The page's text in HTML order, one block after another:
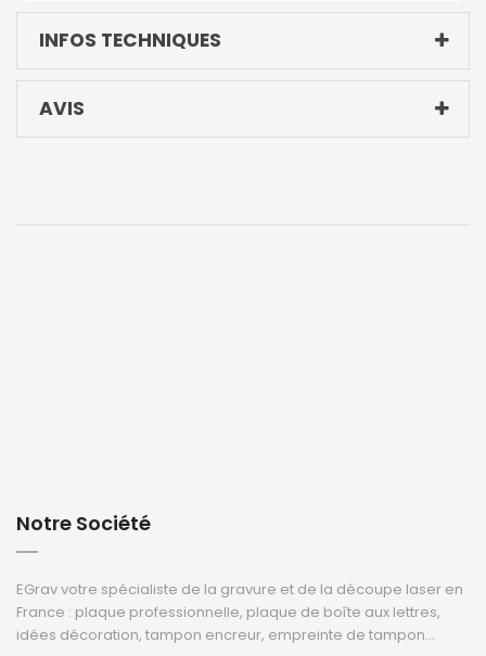
INFOS TECHNIQUES
AVIS
Notre Société
EGrav votre spécialiste de la gravure et de la découpe laser en
France : plaque professionnelle, plaque de boîte aux lettres,
idées décoration, tampon encreur, empreinte de tampon...